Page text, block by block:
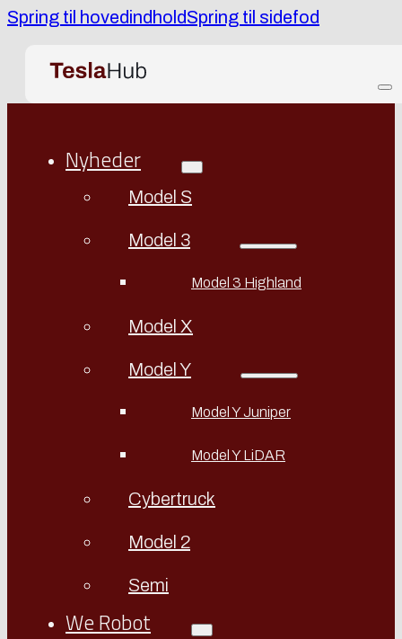
Spring til hovedindholdSpring til sidefod
Nyheder
Model S
Model 3
Model 3 Highland
Model X
Model Y
Model Y Juniper
Model Y LiDAR
Cybertruck
Model 2
Semi
We Robot